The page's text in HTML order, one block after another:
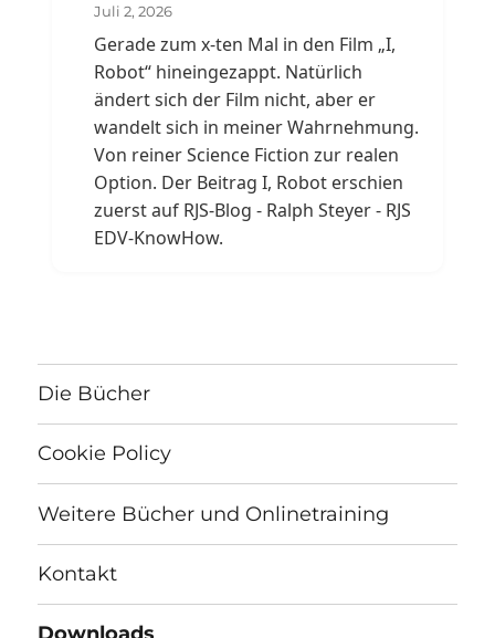
Juli 2, 2026
Gerade zum x-ten Mal in den Film „I,
Robot“ hineingezappt. Natürlich
ändert sich der Film nicht, aber er
wandelt sich in meiner Wahrnehmung.
Von reiner Science Fiction zur realen
Option. Der Beitrag I, Robot erschien
zuerst auf RJS-Blog - Ralph Steyer - RJS
EDV-KnowHow.
Die Bücher
Cookie Policy
Weitere Bücher und Onlinetraining
Kontakt